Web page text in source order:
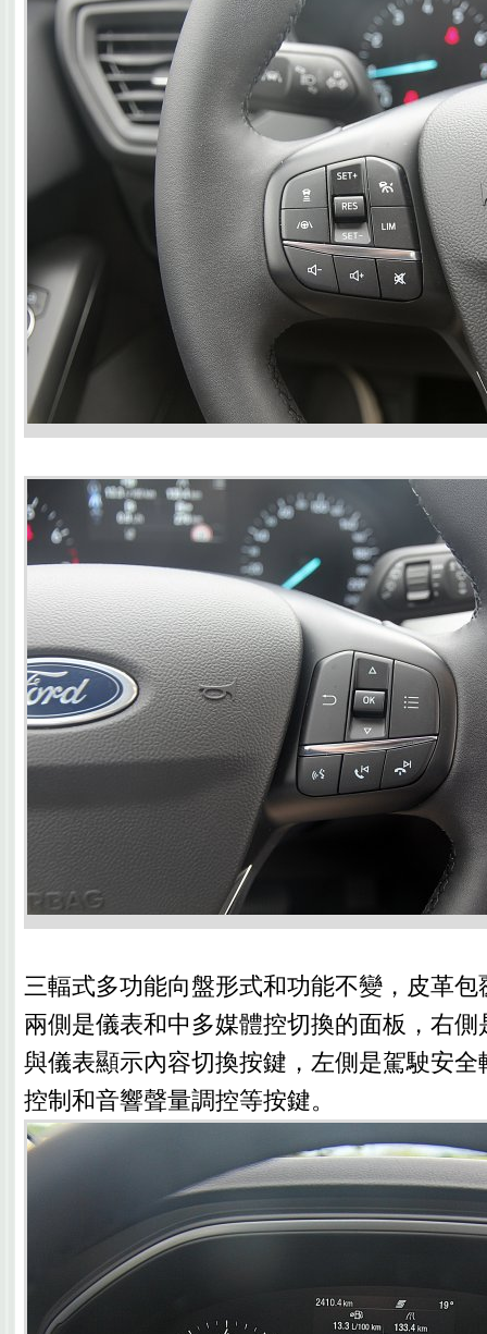
三輻式多功能向盤形式和功能不變，皮革
兩側是儀表和中多媒體控切換的面板，右
與儀表顯示內容切換按鍵，左側是駕駛安
控制和音響聲量調控等按鍵。